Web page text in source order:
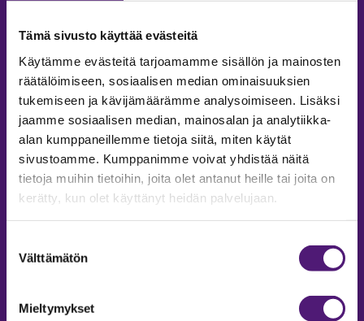
Tämä sivusto käyttää evästeitä
Käytämme evästeitä tarjoamamme sisällön ja mainosten
räätälöimiseen, sosiaalisen median ominaisuuksien
tukemiseen ja kävijämäärämme analysoimiseen. Lisäksi
jaamme sosiaalisen median, mainosalan ja analytiikka-
alan kumppaneillemme tietoja siitä, miten käytät
sivustoamme. Kumppanimme voivat yhdistää näitä
tietoja muihin tietoihin, joita olet antanut heille tai joita on
kerätty, kun olet käyttänyt heidän palvelujaan.
valinta
Välttämätön
Mieltymykset
MAJOITUS
Tiedustelut & Varaukset